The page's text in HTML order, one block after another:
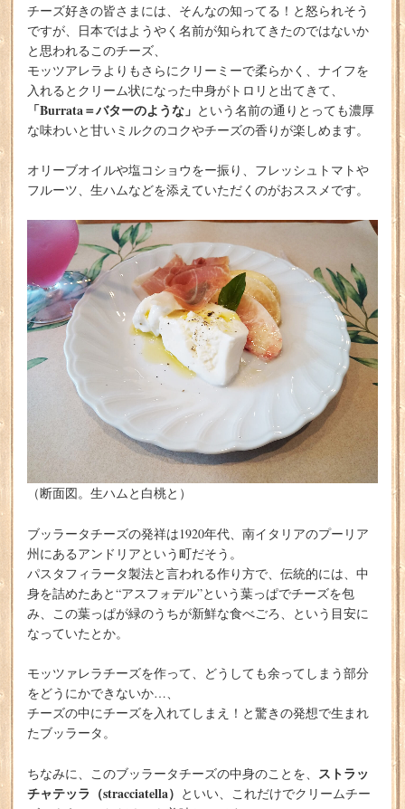
チーズ好きの皆さまには、そんなの知ってる！と怒られそう
ですが、日本ではようやく名前が知られてきたのではないか
と思われるこのチーズ、
モッツアレラよりもさらにクリーミーで柔らかく、ナイフを
入れるとクリーム状になった中身がトロリと出てきて、
「Burrata＝バターのような」 という名前の通りとっても濃厚
な味わいと甘いミルクのコクやチーズの香りが楽しめます。
オリーブオイルや塩コショウをー振り、フレッシュトマトや
フルーツ、生ハムなどを添えていただくのがおススメです。
（断面図。生ハムと白桃と）
ブッラータチーズの発祥は1920年代、南イタリアのプーリア
州にあるアンドリアという町だそう。
パスタフィラータ製法と言われる作り方で、伝統的には、中
身を詰めたあと“アスフォデル”という葉っぱでチーズを包
み、この葉っぱが緑のうちが新鮮な食べごろ、という目安に
なっていたとか。
モッツァレラチーズを作って、どうしても余ってしまう部分
をどうにかできないか…、
チーズの中にチーズを入れてしまえ！と驚きの発想で生まれ
たブッラータ。
ちなみに、このブッラータチーズの中身のことを、 ストラッ
チャテッラ（stracciatella） といい、これだけでクリームチー